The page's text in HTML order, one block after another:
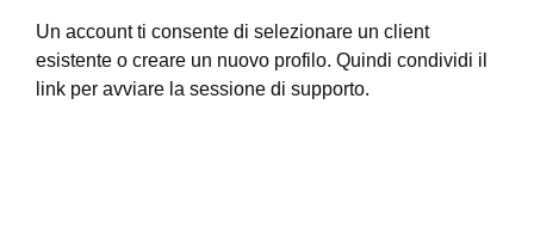
Un account ti consente di selezionare un client
esistente o creare un nuovo profilo. Quindi condividi il
link per avviare la sessione di supporto.